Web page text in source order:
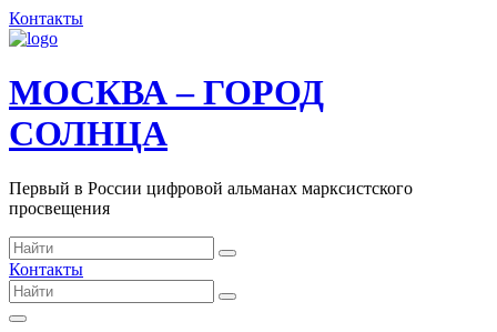
Контакты
МОСКВА – ГОРОД
СОЛНЦА
Первый в России цифровой альманах марксистского
просвещения
Контакты